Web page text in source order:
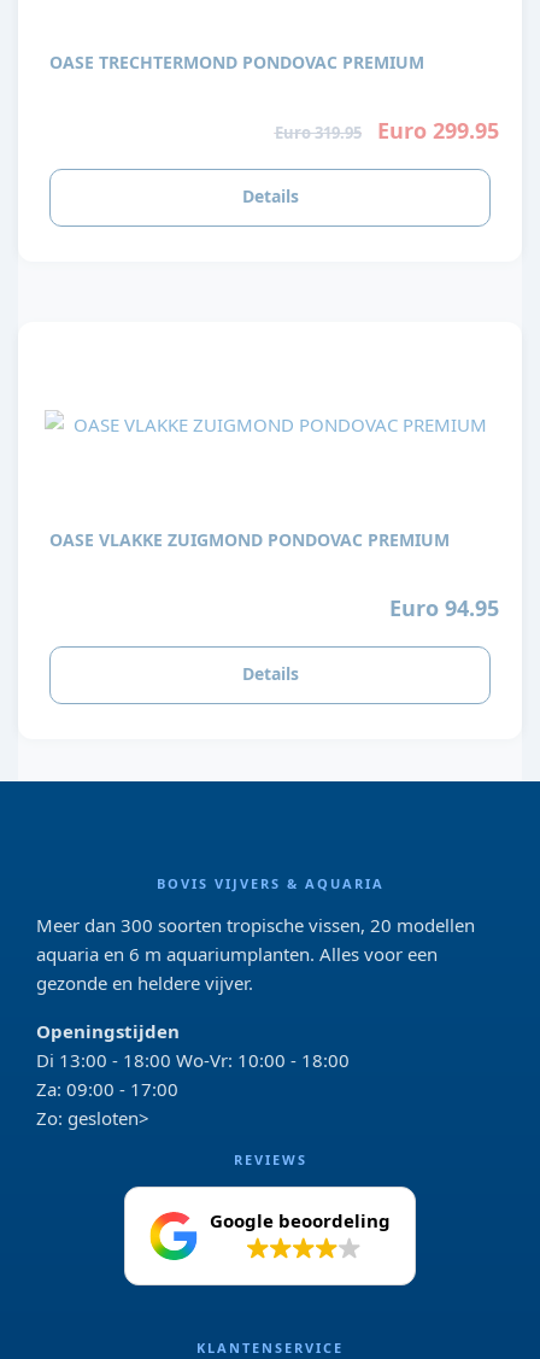
OASE TRECHTERMOND PONDOVAC PREMIUM
Euro 319.95 Euro 299.95
Details
OASE VLAKKE ZUIGMOND PONDOVAC PREMIUM
Euro 94.95
Details
BOVIS VIJVERS & AQUARIA
Meer dan 300 soorten tropische vissen, 20 modellen
aquaria en 6 m aquariumplanten. Alles voor een
gezonde en heldere vijver.
Openingstijden
Di 13:00 - 18:00 Wo-Vr: 10:00 - 18:00
Za: 09:00 - 17:00
Zo: gesloten>
REVIEWS
Google beoordeling
KLANTENSERVICE